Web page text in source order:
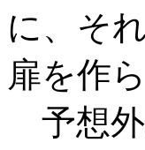
に、そ
扉を作
予想外